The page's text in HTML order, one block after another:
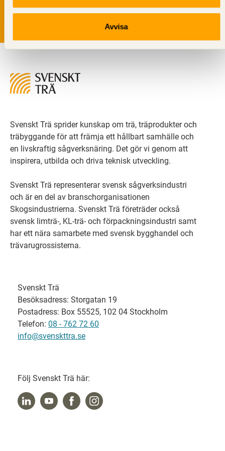
Avvisa
Svenskt Trä sprider kunskap om trä, träprodukter och
träbyggande för att främja ett hållbart samhälle och
en livskraftig sågverksnäring. Det gör vi genom att
inspirera, utbilda och driva teknisk utveckling.
Svenskt Trä representerar svensk sågverksindustri
och är en del av branschorganisationen
Skogsindustrierna. Svenskt Trä företräder också
svensk limträ-, KL-trä- och förpackningsindustri samt
har ett nära samarbete med svensk bygghandel och
trävarugrossisterna.
Svenskt Trä
Besöksadress: Storgatan 19
Postadress: Box 55525, 102 04 Stockholm
Telefon: 08 - 762 72 60
info@svenskttra.se
Följ Svenskt Trä här: